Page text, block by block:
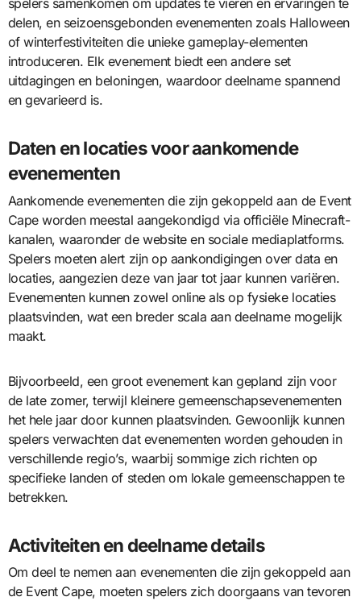
spelers samenkomen om updates te vieren en ervaringen te
delen, en seizoensgebonden evenementen zoals Halloween
of winterfestiviteiten die unieke gameplay-elementen
introduceren. Elk evenement biedt een andere set
uitdagingen en beloningen, waardoor deelname spannend
en gevarieerd is.
Daten en locaties voor aankomende
evenementen
Aankomende evenementen die zijn gekoppeld aan de Event
Cape worden meestal aangekondigd via officiële Minecraft-
kanalen, waaronder de website en sociale mediaplatforms.
Spelers moeten alert zijn op aankondigingen over data en
locaties, aangezien deze van jaar tot jaar kunnen variëren.
Evenementen kunnen zowel online als op fysieke locaties
plaatsvinden, wat een breder scala aan deelname mogelijk
maakt.
Bijvoorbeeld, een groot evenement kan gepland zijn voor
de late zomer, terwijl kleinere gemeenschapsevenementen
het hele jaar door kunnen plaatsvinden. Gewoonlijk kunnen
spelers verwachten dat evenementen worden gehouden in
verschillende regio’s, waarbij sommige zich richten op
specifieke landen of steden om lokale gemeenschappen te
betrekken.
Activiteiten en deelname details
Om deel te nemen aan evenementen die zijn gekoppeld aan
de Event Cape, moeten spelers zich doorgaans van tevoren